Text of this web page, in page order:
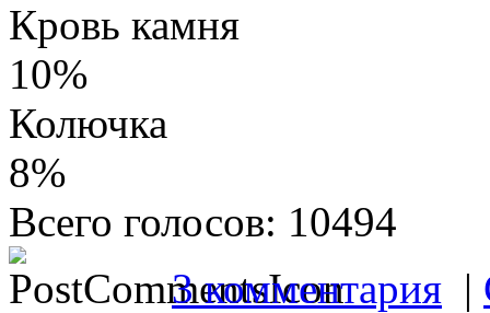
Кровь камня
10%
Колючка
8%
Всего голосов: 10494
3 комментария |